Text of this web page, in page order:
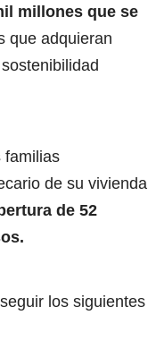
millones que se
que adquieran
familias
de su vivienda
de 52
los siguientes